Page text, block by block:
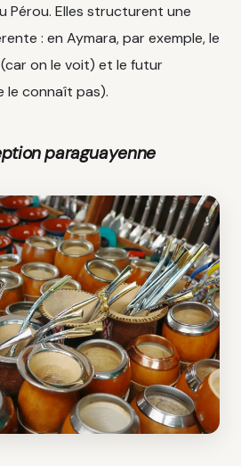
Pérou. Elles structurent une
: en Aymara, par exemple, le
on le voit) et le futur
le connaît pas).
paraguayenne